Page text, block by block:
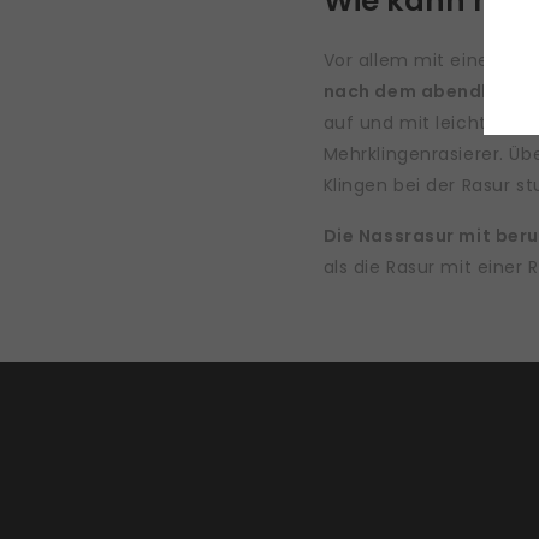
Vor allem mit einem
nach dem abendlichen
auf und mit leichten
Mehrklingenrasierer.
Klingen bei der Rasur
Die Nassrasur mit
als die Rasur mit einer